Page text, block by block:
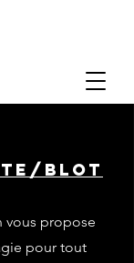
blot
vous propose
pour tout